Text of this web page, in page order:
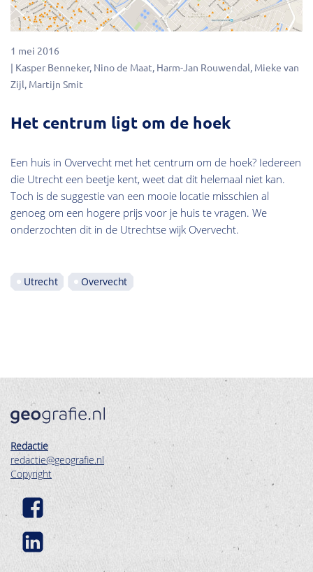
1 mei 2016
Kasper Benneker Nino de Maat Harm-Jan Rouwendal Mieke van
Zijl Martijn Smit
Het centrum ligt om de hoek
Een huis in Overvecht met het centrum om de hoek? Iedereen
die Utrecht een beetje kent, weet dat dit helemaal niet kan.
Toch is de suggestie van een mooie locatie misschien al
genoeg om een hogere prijs voor je huis te vragen. We
onderzochten dit in de Utrechtse wijk Overvecht.
Utrecht Overvecht
Redactie
redactie@geografie.nl
Copyright